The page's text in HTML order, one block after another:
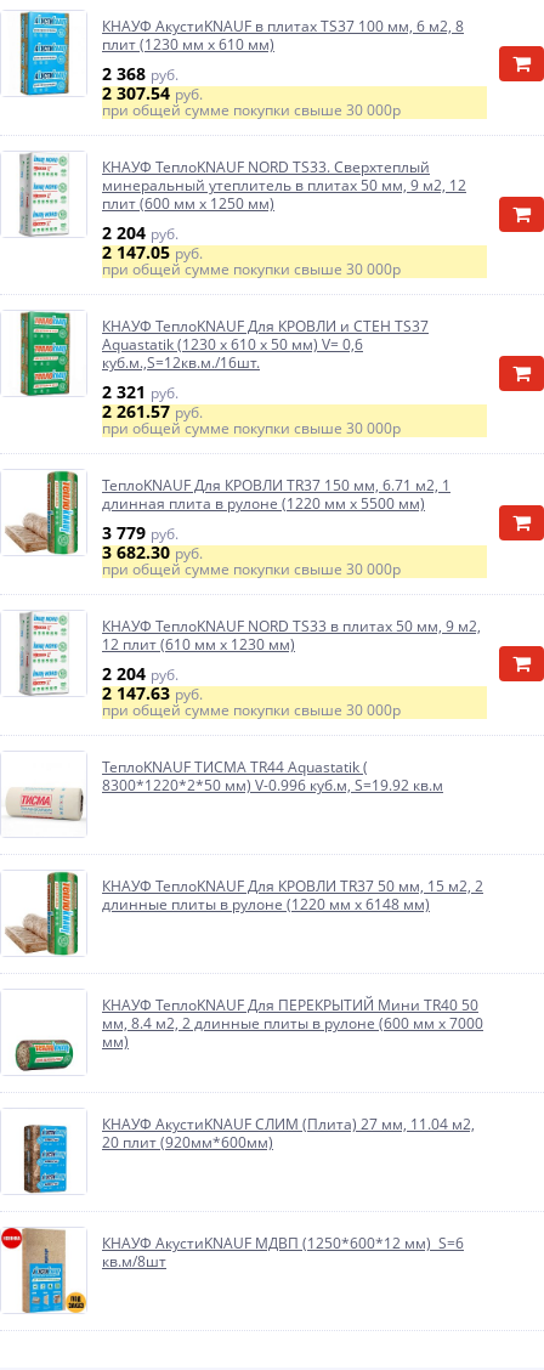
КНАУФ АкустиKNAUF в плитах TS37 100 мм, 6 м2, 8
плит (1230 мм х 610 мм)
2 368 руб.
2 307.54руб.
при общей сумме покупки свыше 30 000р
КНАУФ ТеплоKNAUF NORD TS33. Сверхтеплый
минеральный утеплитель в плитах 50 мм, 9 м2, 12
плит (600 мм х 1250 мм)
2 204 руб.
2 147.05руб.
при общей сумме покупки свыше 30 000р
КНАУФ ТеплоKNAUF Для КРОВЛИ и СТЕН TS37
Aquastatik (1230 х 610 х 50 мм) V= 0,6
куб.м.,S=12кв.м./16шт.
2 321 руб.
2 261.57руб.
при общей сумме покупки свыше 30 000р
ТеплоKNAUF Для КРОВЛИ TR37 150 мм, 6.71 м2, 1
длинная плита в рулоне (1220 мм х 5500 мм)
3 779 руб.
3 682.30руб.
при общей сумме покупки свыше 30 000р
КНАУФ ТеплоKNAUF NORD TS33 в плитах 50 мм, 9 м2,
12 плит (610 мм х 1230 мм)
2 204 руб.
2 147.63руб.
при общей сумме покупки свыше 30 000р
ТеплоKNAUF ТИСМА TR44 Aquastatik (
8300*1220*2*50 мм) V-0.996 куб.м, S=19.92 кв.м
КНАУФ ТеплоKNAUF Для КРОВЛИ TR37 50 мм, 15 м2, 2
длинные плиты в рулоне (1220 мм х 6148 мм)
КНАУФ ТеплоKNAUF Для ПЕРЕКРЫТИЙ Мини TR40 50
мм, 8.4 м2, 2 длинные плиты в рулоне (600 мм х 7000
мм)
КНАУФ АкустиKNAUF СЛИМ (Плита) 27 мм, 11.04 м2,
20 плит (920мм*600мм)
КНАУФ АкустиKNAUF МДВП (1250*600*12 мм) S=6
кв.м/8шт